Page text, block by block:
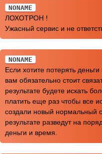
NONAME
ЛОХОТРОН !
Ужасный сервис и не
NONAME
Если хотите потерять
вам обязательно стоит
результате будете искать
платить еще раз чтобы все
создали новый нормальный
результате разведут на
деньги и время.